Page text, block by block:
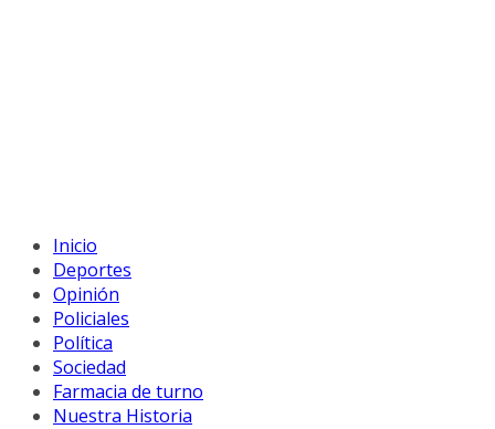
Inicio
Deportes
Opinión
Policiales
Política
Sociedad
Farmacia de turno
Nuestra Historia